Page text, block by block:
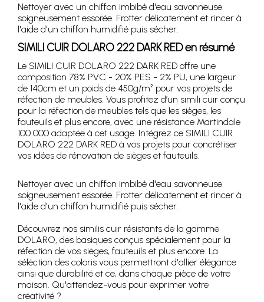
Nettoyer avec un chiffon imbibé d'eau savonneuse
soigneusement essorée. Frotter délicatement et rincer à
l'aide d'un chiffon humidifié puis sécher.
SIMILI CUIR DOLARO 222 DARK RED en résumé
Le SIMILI CUIR DOLARO 222 DARK RED offre une
composition 78% PVC - 20% PES - 2% PU, une largeur
de 140cm et un poids de 450g/m² pour vos projets de
réfection de meubles. Vous profitez d’un simili cuir conçu
pour la réfection de meubles tels que les sièges, les
fauteuils et plus encore, avec une résistance Martindale
100 000 adaptée à cet usage. Intégrez ce SIMILI CUIR
DOLARO 222 DARK RED à vos projets pour concrétiser
vos idées de rénovation de sièges et fauteuils.
Nettoyer avec un chiffon imbibé d'eau savonneuse
soigneusement essorée. Frotter délicatement et rincer à
l'aide d'un chiffon humidifié puis sécher.
Découvrez nos similis cuir résistants de la gamme
DOLARO, des basiques conçus spécialement pour la
réfection de vos sièges, fauteuils et plus encore. La
séléction des coloris vous permettront d'allier élégance
ainsi que durabilité et ce, dans chaque pièce de votre
maison. Qu'attendez-vous pour exprimer votre
créativité ?